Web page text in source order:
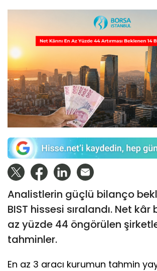
Analistlerin güçlü bilanço
BIST hissesi sıralandı. Net
az yüzde 44 öngörülen
tahminler.
En az 3 aracı kurumun tahmin